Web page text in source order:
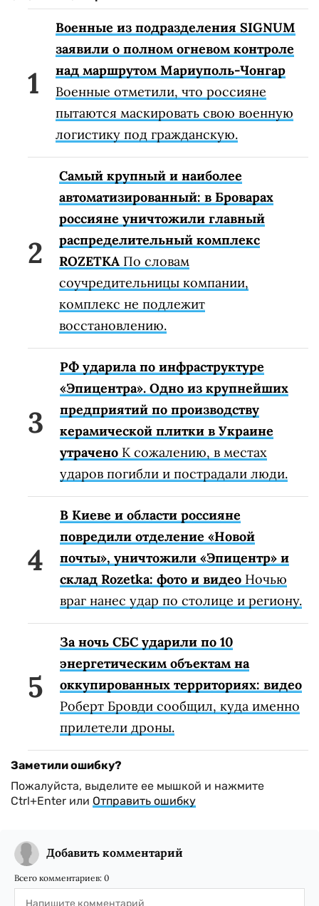
Военные из подразделения SIGNUM
заявили о полном огневом контроле
над маршрутом Мариуполь-Чонгар
Военные отметили, что россияне
пытаются маскировать свою военную
логистику под гражданскую.
Самый крупный и наиболее
автоматизированный: в Броварах
россияне уничтожили главный
распределительный комплекс
ROZETKA По словам
соучредительницы компании,
комплекс не подлежит
восстановлению.
РФ ударила по инфраструктуре
«Эпицентра». Одно из крупнейших
предприятий по производству
керамической плитки в Украине
утрачено К сожалению, в местах
ударов погибли и пострадали люди.
В Киеве и области россияне
повредили отделение «Новой
почты», уничтожили «Эпицентр» и
склад Rozetka: фото и видео Ночью
враг нанес удар по столице и региону.
За ночь СБС ударили по 10
энергетическим объектам на
оккупированных территориях: видео
Роберт Бровди сообщил, куда именно
прилетели дроны.
Заметили ошибку?
Пожалуйста, выделите ее мышкой и нажмите
Ctrl+Enter или Отправить ошибку
Добавить комментарий
Всего комментариев: 0